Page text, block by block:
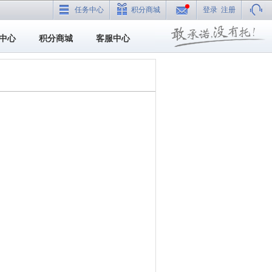
任务中心 积分商城 登录 注册
心 积分商城 客服中心